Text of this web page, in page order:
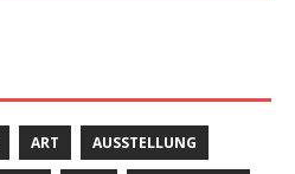
ART AUSSTELLUNG